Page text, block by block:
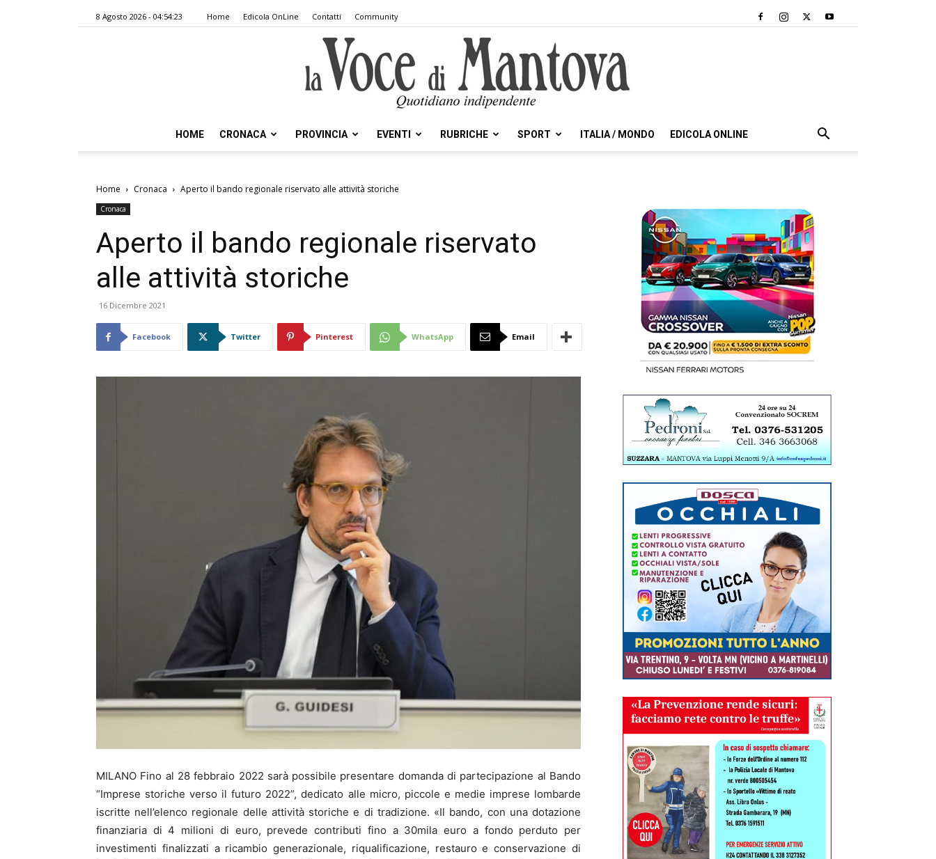
8 Agosto 2026 - 04:54:23 Home Edicola OnLine Contatti Community
Voce
HOME CRONACA PROVINCIA EVENTI RUBRICHE SPORT ITALIA / MONDO EDICOLA ONLINE
Home Cronaca Aperto il bando regionale riservato alle attività storiche
Cronaca
Aperto il bando regionale riservato
alle attività storiche
16 Dicembre 2021
Facebook Twitter Pinterest WhatsApp Email
MILANO Fino al 28 febbraio 2022 sarà possibile presentare domanda di partecipazione al Bando
“Imprese storiche verso il futuro 2022”, dedicato alle micro, piccole e medie imprese lombarde
iscritte nell’elenco regionale delle attività storiche e di tradizione. «Il bando, con una dotazione
finanziaria di 4 milioni di euro, prevede contributi fino a 30mila euro a fondo perduto per
investimenti finalizzati a ricambio generazionale, riqualificazione, restauro e conservazione di